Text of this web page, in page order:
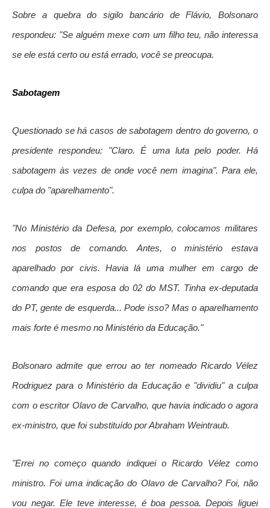
Sobre a quebra do sigilo bancário de Flávio, Bolsonaro
respondeu: "Se alguém mexe com um filho teu, não interessa
se ele está certo ou está errado, você se preocupa.
Sabotagem
Questionado se há casos de sabotagem dentro do governo, o
presidente respondeu: "Claro. É uma luta pelo poder. Há
sabotagem às vezes de onde você nem imagina". Para ele,
culpa do "aparelhamento".
"No Ministério da Defesa, por exemplo, colocamos militares
nos postos de comando. Antes, o ministério estava
aparelhado por civis. Havia lá uma mulher em cargo de
comando que era esposa do 02 do MST. Tinha ex-deputada
do PT, gente de esquerda... Pode isso? Mas o aparelhamento
mais forte é mesmo no Ministério da Educação."
Bolsonaro admite que errou ao ter nomeado Ricardo Vélez
Rodriguez para o Ministério da Educação e "dividiu" a culpa
com o escritor Olavo de Carvalho, que havia indicado o agora
ex-ministro, que foi substituído por Abraham Weintraub.
"Errei no começo quando indiquei o Ricardo Vélez como
ministro. Foi uma indicação do Olavo de Carvalho? Foi, não
vou negar. Ele teve interesse, é boa pessoa. Depois liguei